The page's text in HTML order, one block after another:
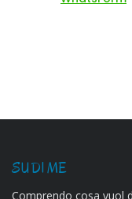
SU DI ME
Comprendo cosa vuol